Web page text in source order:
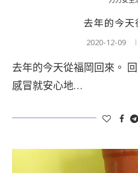
去年的今天
2020-12-09
去年的今天從福岡回來。
感冒就安心地…